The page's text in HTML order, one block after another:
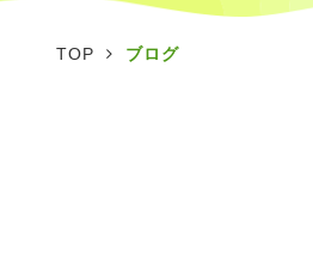
TOP ブログ